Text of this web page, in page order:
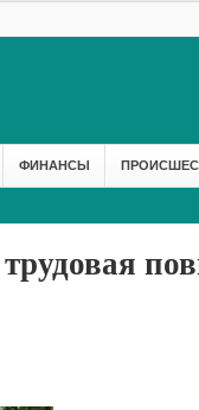
ФИНАНСЫ